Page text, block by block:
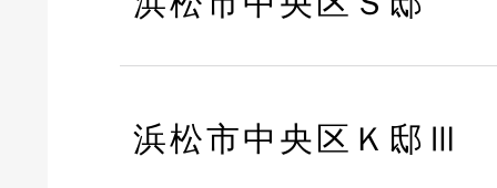
浜松市中央区Ｋ邸Ⅲ